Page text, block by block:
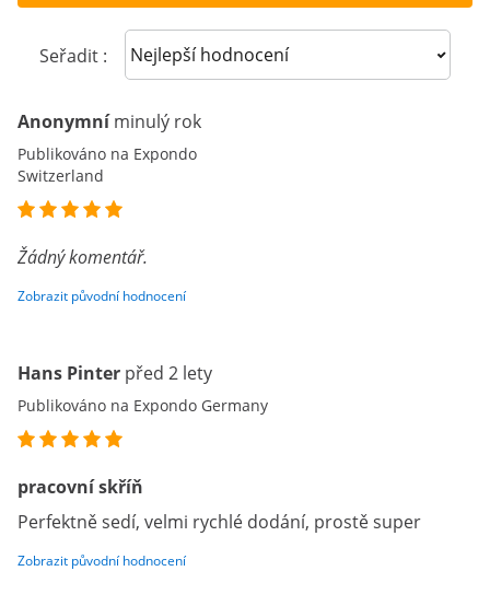
Seřadit : Sort reviews
Anonymní minulý rok
Publikováno na Expondo
Switzerland
Žádný komentář.
Zobrazit původní hodnocení
Hans Pinter před 2 lety
Publikováno na Expondo Germany
pracovní skříň
Perfektně sedí, velmi rychlé dodání, prostě super
Zobrazit původní hodnocení